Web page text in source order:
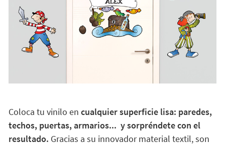
Coloca tu vinilo en cualquier superficie lisa: paredes,
techos, puertas, armarios... y sorpréndete con el
resultado. Gracias a su innovador material textil, son